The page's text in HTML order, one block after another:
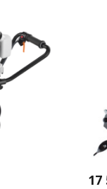
17